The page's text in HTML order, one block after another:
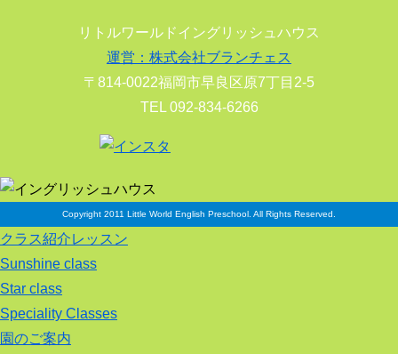
リトルワールドイングリッシュハウス
運営：株式会社ブランチェス
〒814-0022福岡市早良区原7丁目2-5
TEL 092-834-6266
Copyright 2011 Little World English Preschool. All Rights Reserved.
クラス紹介レッスン
Sunshine class
Star class
Speciality Classes
園のご案内